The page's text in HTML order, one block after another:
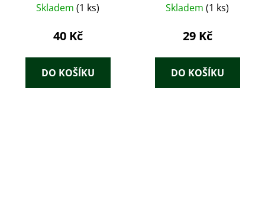
Skladem (1 ks)
40 Kč
DO KOŠÍKU
Skladem (1 ks)
29 Kč
DO KOŠÍKU